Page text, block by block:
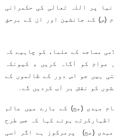
پر اللہ تعالی کی حکمرانی
(ص) کے جانشین اور ان کے برحق
مساجد کے علماء کو چاہیے کہ
عوام کو آگاہ کریں ، کیونکہ
ہیں جو اس دور کے ظالموں کے
کو نقش بر آب کردیں گے۔
مہدی (عج) کے بارے میں عالم
اظہارکرتے ہوئے کہا کہ جس طرح
(عج) پرمرکوز ہے اگر اسی